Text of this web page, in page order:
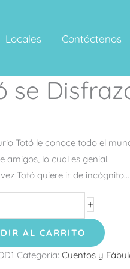
Locales Contáctenos
se
Totó le conoce todo el
amigos, lo cual es genial.
Totó quiere ir de
+
AL CARRITO
Categoría: Cuentos y